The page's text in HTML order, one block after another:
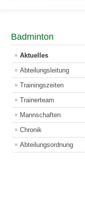
Badminton
Aktuelles
Abteilungsleitung
Trainingszeiten
Trainerteam
Mannschaften
Chronik
Abteilungsordnung